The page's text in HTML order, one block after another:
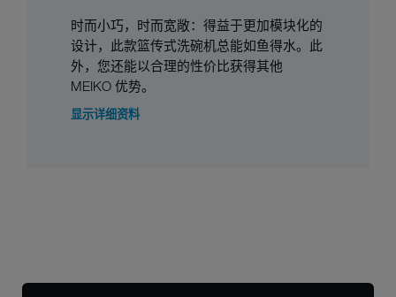
时而小巧，时而宽敞：得益于更加模块化的
设计，此款篮传式洗碗机总能如鱼得水。此
外，您还能以合理的性价比获得其他
MEIKO 优势。
显示详细资料